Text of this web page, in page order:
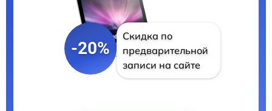
-20%
Скидка по
предварительной
записи на сайте